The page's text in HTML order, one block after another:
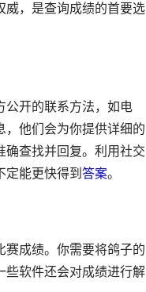
威，是查询成绩的首要选
公开的联系方法，如电
，他们会为你提供详细的
确查找并回复。利用社交
能更快得到 答案。
赛成绩。你需要将鸽子的
些软件还会对成绩进行解